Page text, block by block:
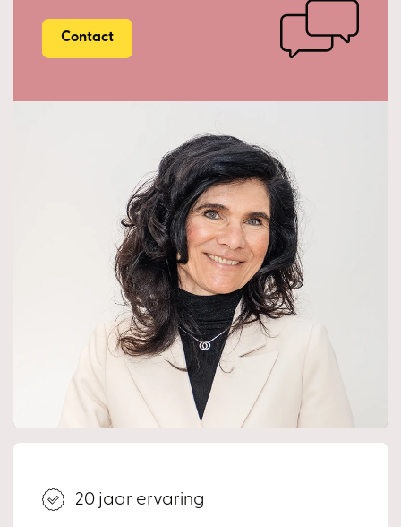
De volledig betegelde badkamer is ingericht met een
Middels een vlizotrap is de praktische bergzolder
bereikbaar. Ideaal voor het opbergen van spullen die je
niet dagelijks nodig hebt.
Bijzonderheden:
• Sfeervolle villa met karakter;
• Gebouwd in 2005;
• Speelse indeling;
• 4 slaapkamers;
• Circa 180 m2 woonoppervlakte;
• Buitenkozijnen en gevelwerk in 2019 geschilderd;
• Volledig voorzien van houten kozijnen met HR++
beglazing;
• Dakgoten vernieuwd in 2025;
Contact
20 jaar ervaring